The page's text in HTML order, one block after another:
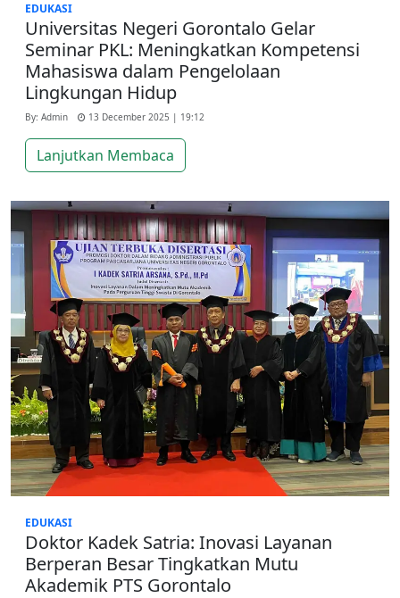
EDUKASI
Universitas Negeri Gorontalo Gelar
Seminar PKL: Meningkatkan Kompetensi
Mahasiswa dalam Pengelolaan
Lingkungan Hidup
By: Admin 13 December 2025 | 19:12
Lanjutkan Membaca
EDUKASI
Doktor Kadek Satria: Inovasi Layanan
Berperan Besar Tingkatkan Mutu
Akademik PTS Gorontalo